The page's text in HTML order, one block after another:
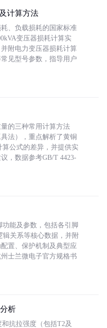
计算方法
、负载损耗的国家标准
变压器损耗计算实
附电力变压器损耗计算
见型号参数，指导用户
的三种常用计算方法
法），重点解析了黄铜
算公式的差异，并提供实
，数据参考GB/T 4423-
功能及参数，包括各引脚
辑关系等核心数据，并附
置、保护机制及典型应
士兰微电子官方规格书
析
抗拉强度（包括T2及